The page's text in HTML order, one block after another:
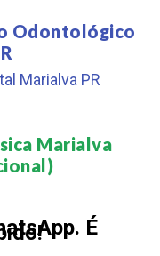
Odontológico
Marialva PR
Marialva
É